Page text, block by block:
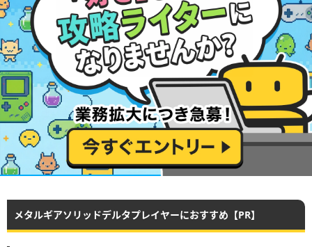
メタルギアソリッドデルタプレイヤーにおすすめ【PR】